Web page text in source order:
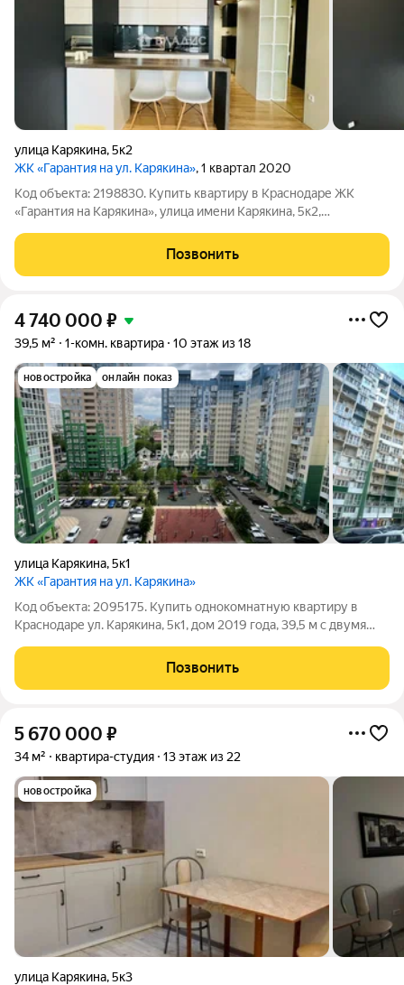
улица Карякина,5к2
ЖК «Гарантия на ул. Карякина», 1 квартал 2020
Код объекта: 2198830. Купить квартиру в Краснодаре ЖК
«Гарантия на Карякина», улица имени Карякина, 5к2,
дом Уютная студия в ЖК «Гарантия на Карякина» комплекс
граничит с тремя школьными
Позвонить
4 740 000 ₽
39,5 м² 1-комн. квартира 10 этаж из 18
новостройка онлайн показ
улица Карякина,5к1
ЖК «Гарантия на ул. Карякина»
Код объекта: 2095175. Купить однокомнатную квартиру в
Краснодаре ул. Карякина, 5к1, дом 2019 года, 39,5 м с двумя
oтличный шанc пpиобpecти ликвидную нeдвижимocть.
ЗВОНИТЕ! Все наши объекты
Позвонить
5 670 000 ₽
34 м² квартира-студия 13 этаж из 22
новостройка
улица Карякина,5к3